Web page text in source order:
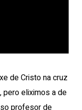
de Cristo na cruz
pero eliximos a de
profesor de